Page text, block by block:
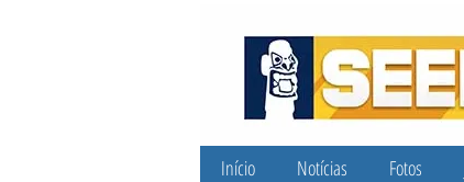
Início Notícias Fotos